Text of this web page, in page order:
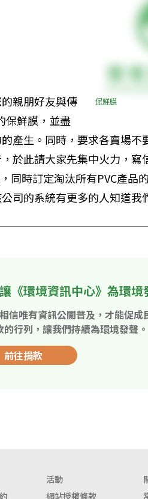
保鮮膜
親朋好友與傳
保鮮膜，並盡
產生。同時，要求各賣場不
於此請大家先集中火力，寫
同時訂定淘汰所有PVC產品
司的系統有更多的人知道我
《環境資訊中心》為環境
信唯有資訊公開普及，才能促成
行列，讓我們持續為環境發聲。
前往捐款
活動
網站授權條款